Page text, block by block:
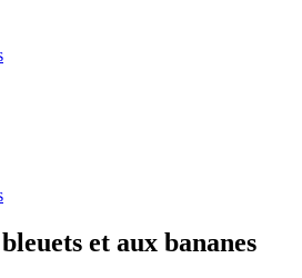
et aux bananes